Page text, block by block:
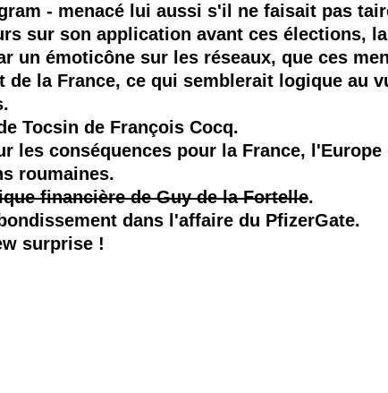
- menacé lui aussi s'il ne faisait pas
sur son application avant ces élections,
un émoticône sur les réseaux, que ces
de la France, ce qui semblerait logique au
Tocsin de François Cocq.
les conséquences pour la France, l'Europe
roumaines.
financière de Guy de la Fortelle.
dans l'affaire du PfizerGate.
surprise !